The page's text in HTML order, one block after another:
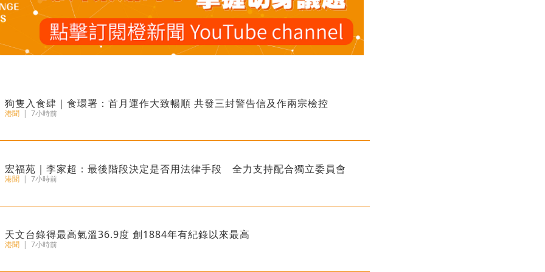
狗隻入食肆｜食環署：首月運作大致暢順 共發三封警告信及作兩宗檢控
港聞 | 7小時前
宏福苑｜李家超：最後階段決定是否用法律手段 全力支持配合獨立委員會
港聞 | 7小時前
天文台錄得最高氣溫36.9度 創1884年有紀錄以來最高
港聞 | 7小時前